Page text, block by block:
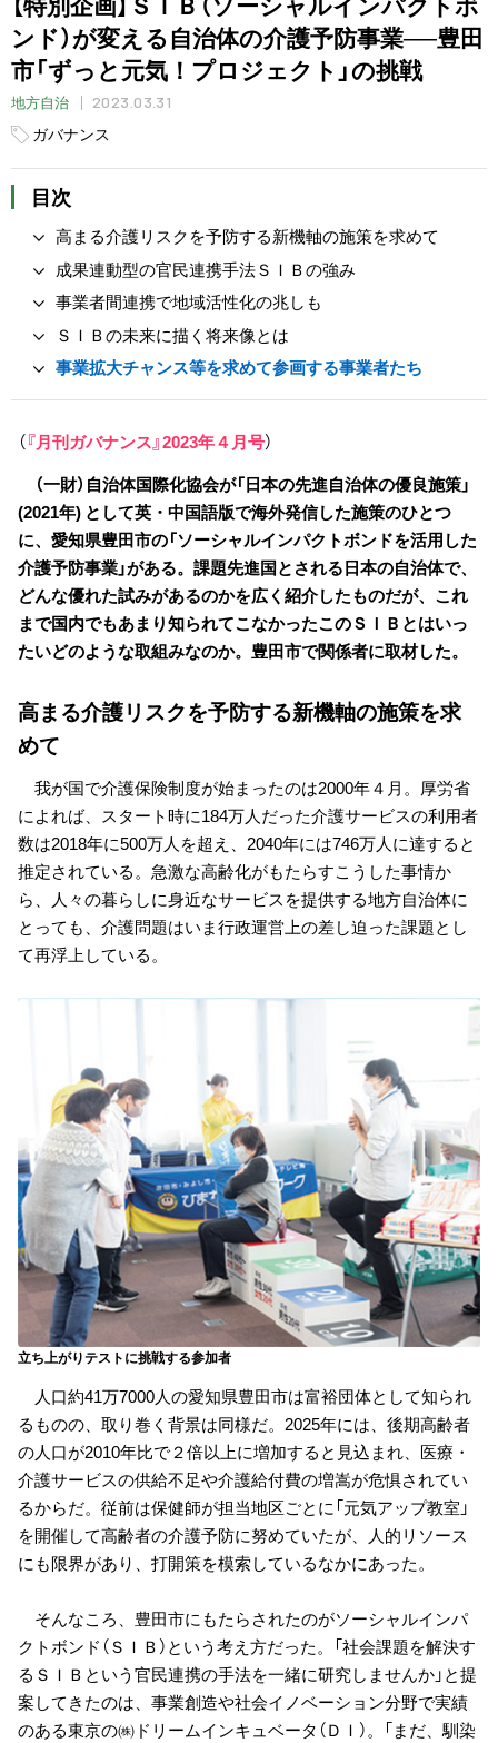
ンド）が変える自治体の介護予防事業──豊田
市「ずっと元気！プロジェクト」の挑戦
地方自治
2023.03.31
ガバナンス
目次
高まる介護リスクを予防する新機軸の施策を求めて
成果連動型の官民連携手法ＳＩＢの強み
事業者間連携で地域活性化の兆しも
ＳＩＢの未来に描く将来像とは
事業拡大チャンス等を求めて参画する事業者たち
（『月刊ガバナンス』2023年４月号）
（一財）自治体国際化協会が「日本の先進自治体の優良施策」
(2021年) として英・中国語版で海外発信した施策のひとつ
に、愛知県豊田市の「ソーシャルインパクトボンドを活用した
介護予防事業」がある。課題先進国とされる日本の自治体で、
どんな優れた試みがあるのかを広く紹介したものだが、これ
まで国内でもあまり知られてこなかったこのＳＩＢとはいっ
たいどのような取組みなのか。豊田市で関係者に取材した。
高まる介護リスクを予防する新機軸の施策を求
めて
我が国で介護保険制度が始まったのは2000年４月。厚労省
によれば、スタート時に184万人だった介護サービスの利用者
数は2018年に500万人を超え、2040年には746万人に達すると
推定されている。急激な高齢化がもたらすこうした事情か
ら、人々の暮らしに身近なサービスを提供する地方自治体に
とっても、介護問題はいま行政運営上の差し迫った課題とし
て再浮上している。
立ち上がりテストに挑戦する参加者
人口約41万7000人の愛知県豊田市は富裕団体として知られ
るものの、取り巻く背景は同様だ。2025年には、後期高齢者
の人口が2010年比で２倍以上に増加すると見込まれ、医療・
介護サービスの供給不足や介護給付費の増嵩が危惧されてい
るからだ。従前は保健師が担当地区ごとに「元気アップ教室」
を開催して高齢者の介護予防に努めていたが、人的リソース
にも限界があり、打開策を模索しているなかにあった。
そんなころ、豊田市にもたらされたのがソーシャルインパ
クトボンド（ＳＩＢ）という考え方だった。「社会課題を解決す
るＳＩＢという官民連携の手法を一緒に研究しませんか」と提
案してきたのは、事業創造や社会イノベーション分野で実績
のある東京の㈱ドリームインキュベータ（ＤＩ）。「まだ、馴染